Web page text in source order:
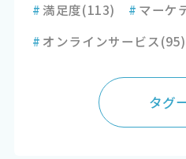
#満足度(113) # マーケ
# オンラインサービス(95)
タグ